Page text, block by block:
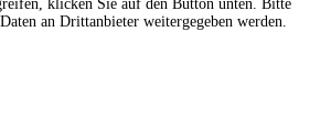
klicken Sie auf den Button unten. Bitte
an Drittanbieter weitergegeben werden.